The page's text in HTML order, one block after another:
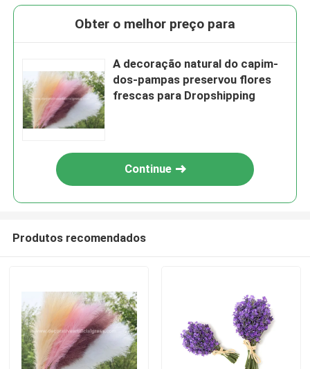
Obter o melhor preço para
A decoração natural do capim-
dos-pampas preservou flores
frescas para Dropshipping
Continue
Produtos recomendados